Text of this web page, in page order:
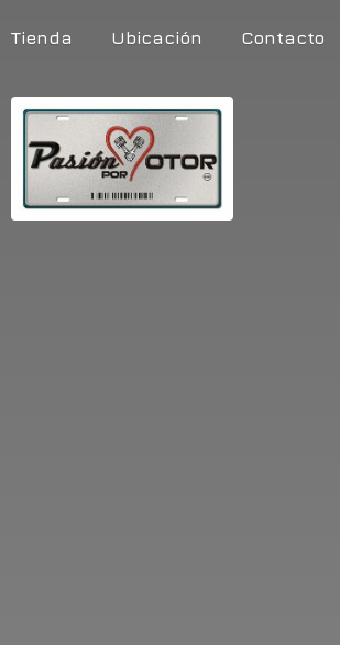
Tienda Ubicación Contacto